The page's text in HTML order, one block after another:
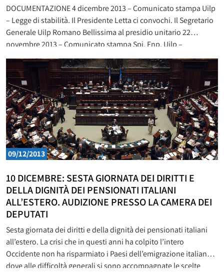
DOCUMENTAZIONE 4 dicembre 2013 – Comunicato stampa Uilp
– Legge di stabilità. Il Presidente Letta ci convochi. Il Segretario
Generale Uilp Romano Bellissima al presidio unitario 22
novembre 2013 – Comunicato stampa Spi, Fnp, Uilp –
Manifestazione unitaria il 29 novembre a Roma 29 novembre
2013 – Roma – Teatro Italia – Manifestazione unitaria di
09/12/2013
10 DICEMBRE: SESTA GIORNATA DEI DIRITTI E
DELLA DIGNITÀ DEI PENSIONATI ITALIANI
ALL’ESTERO. AUDIZIONE PRESSO LA CAMERA DEI
DEPUTATI
Sesta giornata dei diritti e della dignità dei pensionati italiani
all’estero. La crisi che in questi anni ha colpito l’intero
Occidente non ha risparmiato i Paesi dell’emigrazione italiana,
dove alle difficoltà generali si sono accompagnate le scelte